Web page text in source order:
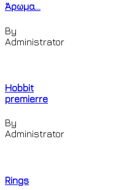
Άρωμα...
By
Administrator
Hobbit
premierre
By
Administrator
Rings